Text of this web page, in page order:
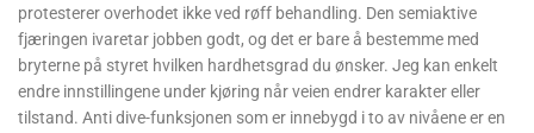
protesterer overhodet ikke ved røff behandling. Den semiaktive
fjæringen ivaretar jobben godt, og det er bare å bestemme med
bryterne på styret hvilken hardhetsgrad du ønsker. Jeg kan enkelt
endre innstillingene under kjøring når veien endrer karakter eller
tilstand. Anti dive-funksjonen som er innebygd i to av nivåene er en